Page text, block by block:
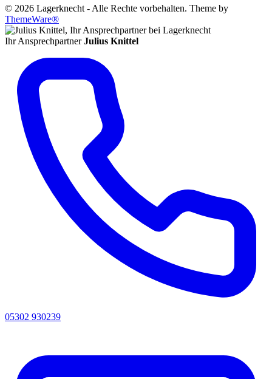
© 2026 Lagerknecht - Alle Rechte vorbehalten. Theme by
ThemeWare®
Ihr Ansprechpartner Julius Knittel
05302 930239